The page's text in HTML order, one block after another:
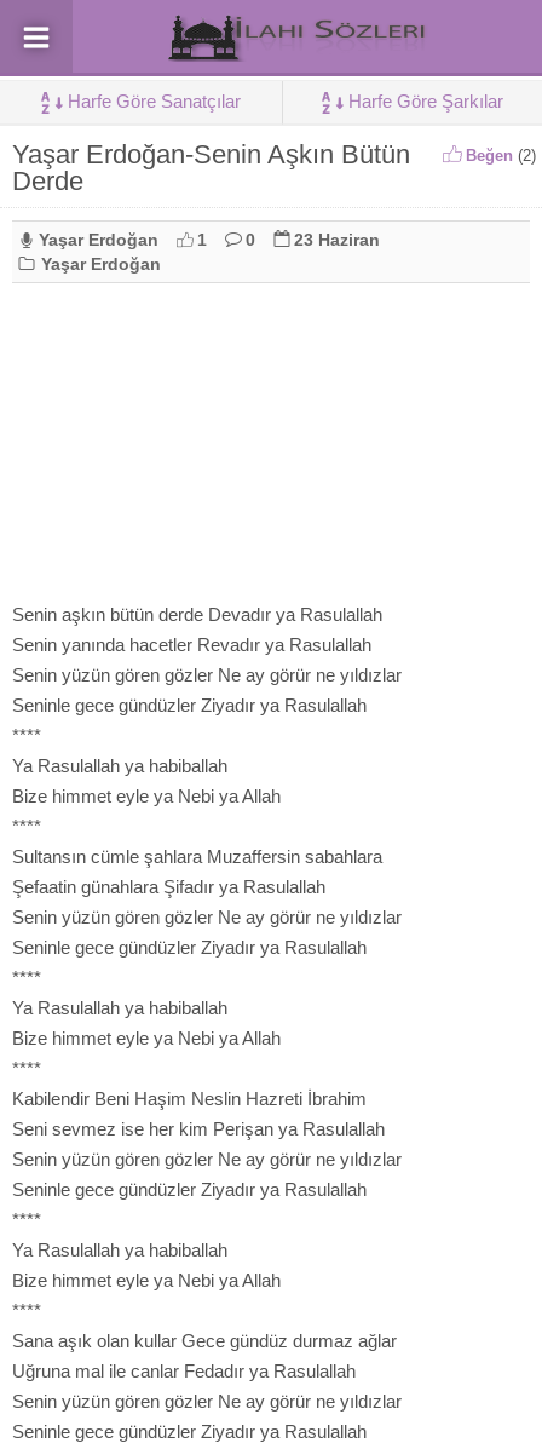
Harfe Göre Sanatçılar Harfe Göre Şarkılar
Yaşar Erdoğan-Senin Aşkın Bütün
Derde
Beğen (2)
Yaşar Erdoğan 1 0
23 Haziran
Yaşar Erdoğan
Senin aşkın bütün derde Devadır ya Rasulallah
Senin yanında hacetler Revadır ya Rasulallah
Senin yüzün gören gözler Ne ay görür ne yıldızlar
Seninle gece gündüzler Ziyadır ya Rasulallah
****
Ya Rasulallah ya habiballah
Bize himmet eyle ya Nebi ya Allah
****
Sultansın cümle şahlara Muzaffersin sabahlara
Şefaatin günahlara Şifadır ya Rasulallah
Senin yüzün gören gözler Ne ay görür ne yıldızlar
Seninle gece gündüzler Ziyadır ya Rasulallah
****
Ya Rasulallah ya habiballah
Bize himmet eyle ya Nebi ya Allah
****
Kabilendir Beni Haşim Neslin Hazreti İbrahim
Seni sevmez ise her kim Perişan ya Rasulallah
Senin yüzün gören gözler Ne ay görür ne yıldızlar
Seninle gece gündüzler Ziyadır ya Rasulallah
****
Ya Rasulallah ya habiballah
Bize himmet eyle ya Nebi ya Allah
****
Sana aşık olan kullar Gece gündüz durmaz ağlar
Uğruna mal ile canlar Fedadır ya Rasulallah
Senin yüzün gören gözler Ne ay görür ne yıldızlar
Seninle gece gündüzler Ziyadır ya Rasulallah